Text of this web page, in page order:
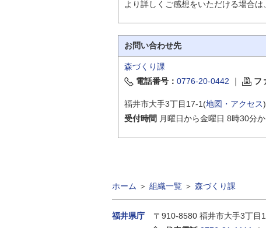
より詳しくご感想をいただける場合は、
お問い合わせ先
森づくり課
電話番号： 0776-20-0442 ｜ フ
福井市大手3丁目17-1(地図・アクセス)
受付時間 月曜日から金曜日 8時30分
ホーム ＞ 組織一覧 ＞ 森づくり課
福井県庁 〒910-8580 福井市大手3丁目